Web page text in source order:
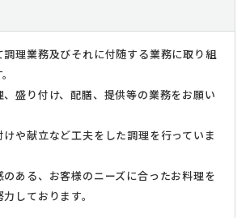
理業務及びそれに付随する業務に取り組
盛り付け、配膳、提供等の業務をお願い
や献立など工夫をした調理を行っていま
ある、お客様のニーズに合ったお料理を
しております。